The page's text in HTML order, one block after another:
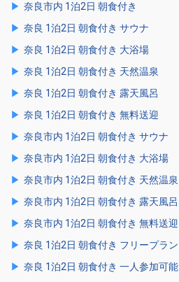
奈良市内 1泊2日 朝食付き
奈良 1泊2日 朝食付き サウナ
奈良 1泊2日 朝食付き 大浴場
奈良 1泊2日 朝食付き 天然温泉
奈良 1泊2日 朝食付き 露天風呂
奈良 1泊2日 朝食付き 無料送迎
奈良市内 1泊2日 朝食付き サウナ
奈良市内 1泊2日 朝食付き 大浴場
奈良市内 1泊2日 朝食付き 天然温泉
奈良市内 1泊2日 朝食付き 露天風呂
奈良市内 1泊2日 朝食付き 無料送迎
奈良 1泊2日 朝食付き フリープラン
奈良 1泊2日 朝食付き 一人参加可能